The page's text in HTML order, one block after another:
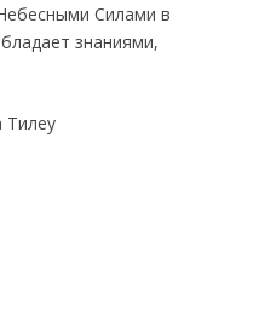
Силами в
знаниями,
Тилеу